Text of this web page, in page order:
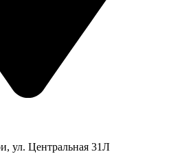
ул. Центральная 31Л